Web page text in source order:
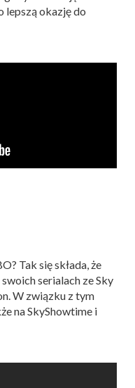
lepszą okazję do
Tak się składa, że
serialach ze Sky
W związku z tym
na SkyShowtime i